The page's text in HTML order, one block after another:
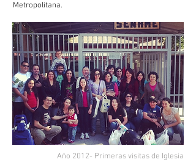
Metropolitana.
Año 2012- Primeras visitas de Iglesia